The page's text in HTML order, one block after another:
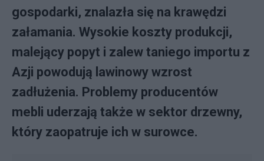
gospodarki, znalazła się na krawędzi
załamania. Wysokie koszty produkcji,
malejący popyt i zalew taniego importu z
Azji powodują lawinowy wzrost
zadłużenia. Problemy producentów
mebli uderzają także w sektor drzewny,
który zaopatruje ich w surowce.